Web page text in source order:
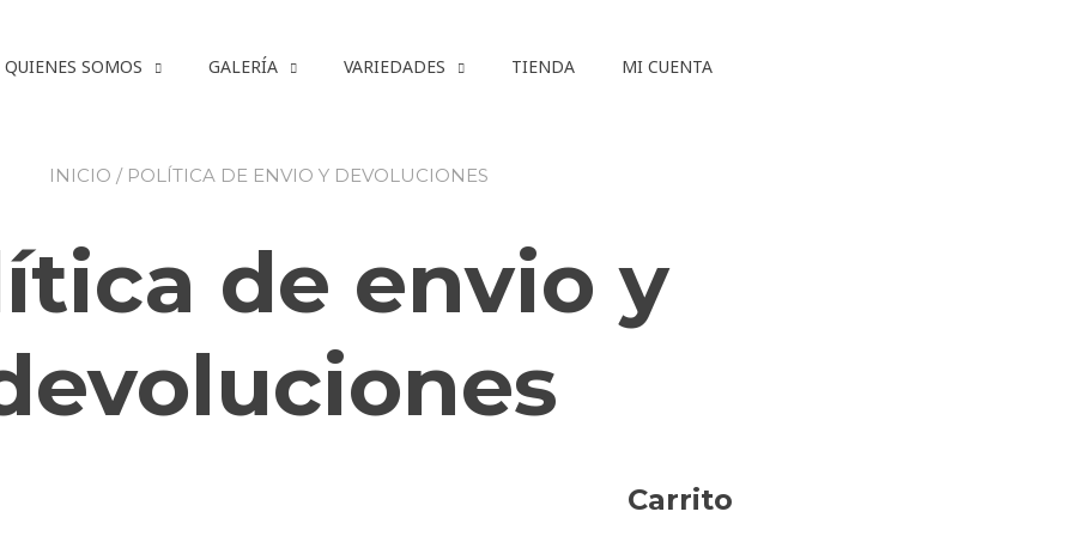
QUIENES SOMOS GALERÍA VARIEDADES TIENDA MI CUENTA
INICIO / POLÍTICA DE ENVIO Y DEVOLUCIONES
de envio y
Carrito